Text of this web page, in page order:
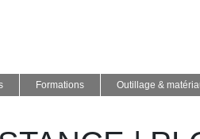
Formations Outillage &